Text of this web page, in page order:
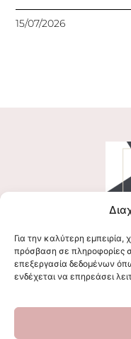
Για την καλύτερη
πρόσβαση σε πληροφορίες
επεξεργασία δεδομένων
ενδέχεται να επηρεάσει
15/07/2026
Ακολουθήστε